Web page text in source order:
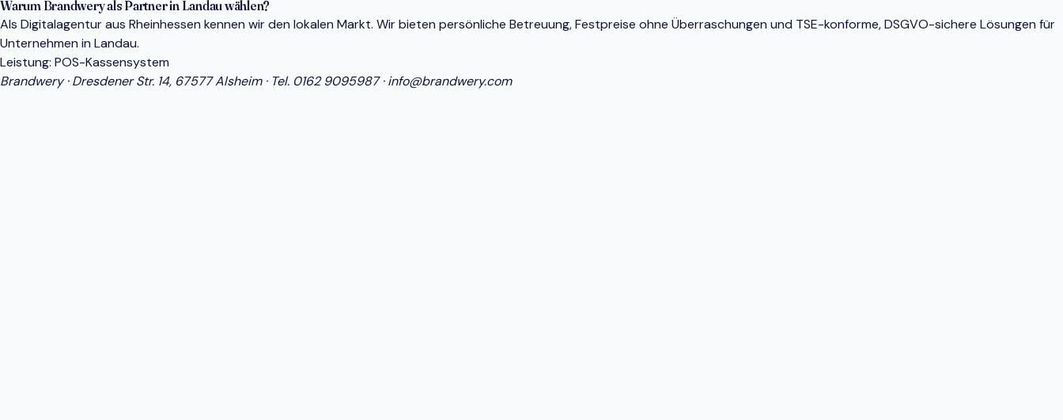
Warum Brandwery als Partner in Landau wählen?
Als Digitalagentur aus Rheinhessen kennen wir den lokalen Markt. Wir bieten persönliche Betreuung, Festpreise ohne Überraschungen und TSE-konforme, DSGVO-sichere Lösungen für
Unternehmen in Landau.
Leistung: POS-Kassensystem
Brandwery · Dresdener Str. 14, 67577 Alsheim · Tel. 0162 9095987·info@brandwery.com